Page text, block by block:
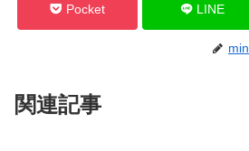
Pocket LINE
関連記事